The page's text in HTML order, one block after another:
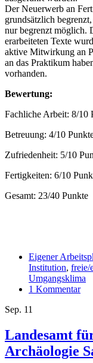
Der Neuerwerb an
grundsätzlich
nur begrenzt möglich.
erarbeiteten Texte
aktive Mitwirkung an
an das Praktikum
vorhanden.
Bewertung:
Fachliche Arbeit: 8/10
Betreuung: 4/10
Zufriedenheit: 5/10
Fertigkeiten: 6/10
Gesamt: 23/40 Punkte
Eigener
Institution, freie/
Umgangsklima
1 Kommentar
Sep. 11
Landesamt
Archäologie